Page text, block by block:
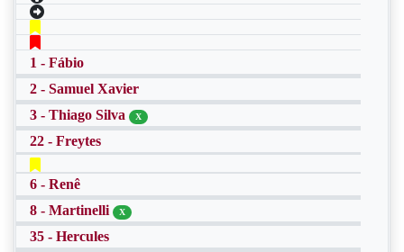
1 - Fábio
2 - Samuel Xavier
3 - Thiago Silva
X
22 - Freytes
6 - Renê
8 - Martinelli
X
35 - Hercules